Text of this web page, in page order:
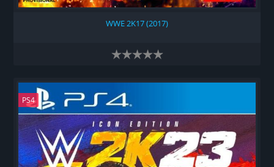
WWE 2K17 (2017)
PS4